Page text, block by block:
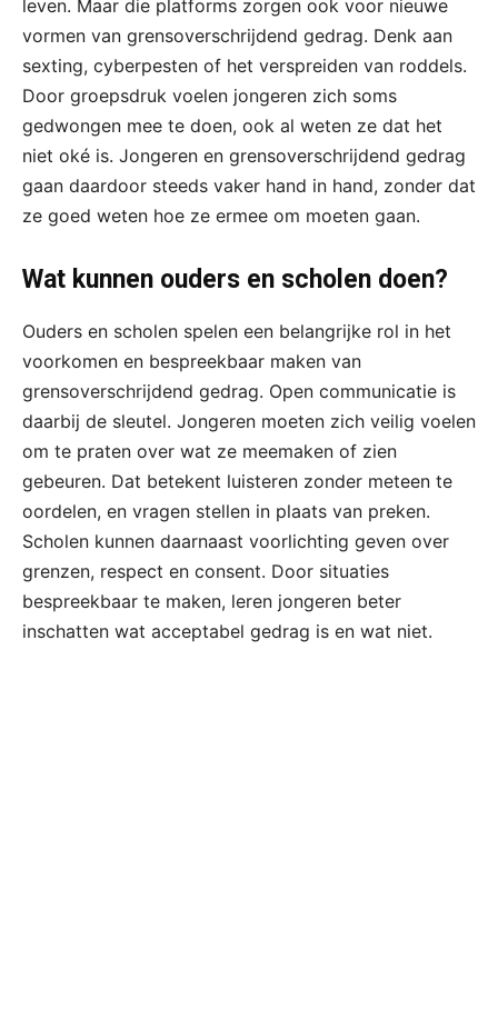
leven. Maar die platforms zorgen ook voor nieuwe
vormen van grensoverschrijdend gedrag. Denk aan
sexting, cyberpesten of het verspreiden van roddels.
Door groepsdruk voelen jongeren zich soms
gedwongen mee te doen, ook al weten ze dat het
niet oké is. Jongeren en grensoverschrijdend gedrag
gaan daardoor steeds vaker hand in hand, zonder dat
ze goed weten hoe ze ermee om moeten gaan.
Wat kunnen ouders en scholen doen?
Ouders en scholen spelen een belangrijke rol in het
voorkomen en bespreekbaar maken van
grensoverschrijdend gedrag. Open communicatie is
daarbij de sleutel. Jongeren moeten zich veilig voelen
om te praten over wat ze meemaken of zien
gebeuren. Dat betekent luisteren zonder meteen te
oordelen, en vragen stellen in plaats van preken.
Scholen kunnen daarnaast voorlichting geven over
grenzen, respect en consent. Door situaties
bespreekbaar te maken, leren jongeren beter
inschatten wat acceptabel gedrag is en wat niet.